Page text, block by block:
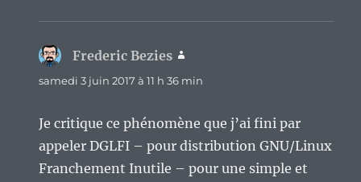
Frederic Bezies
samedi 3 juin 2017 à 11 h 36 min
Je critique ce phénomène que j’ai fini par
appeler DGLFI – pour distribution GNU/Linux
Franchement Inutile – pour une simple et